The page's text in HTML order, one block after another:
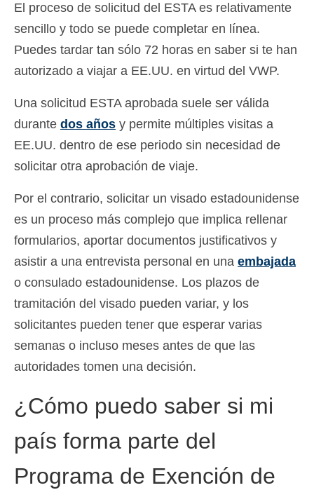
El proceso de solicitud del ESTA es relativamente
sencillo y todo se puede completar en línea.
Puedes tardar tan sólo 72 horas en saber si te han
autorizado a viajar a EE.UU. en virtud del VWP.
Una solicitud ESTA aprobada suele ser válida
durante dos años y permite múltiples visitas a
EE.UU. dentro de ese periodo sin necesidad de
solicitar otra aprobación de viaje.
Por el contrario, solicitar un visado estadounidense
es un proceso más complejo que implica rellenar
formularios, aportar documentos justificativos y
asistir a una entrevista personal en una embajada
o consulado estadounidense. Los plazos de
tramitación del visado pueden variar, y los
solicitantes pueden tener que esperar varias
semanas o incluso meses antes de que las
autoridades tomen una decisión.
¿Cómo puedo saber si mi
país forma parte del
Programa de Exención de